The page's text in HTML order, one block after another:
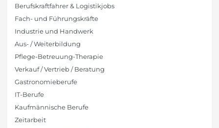
Berufskraftfahrer & Logistikjobs
Fach- und Führungskräfte
Industrie und Handwerk
Aus- / Weiterbildung
Pflege-Betreuung-Therapie
Verkauf / Vertrieb / Beratung
Gastronomieberufe
IT-Berufe
Kaufmännische Berufe
Zeitarbeit